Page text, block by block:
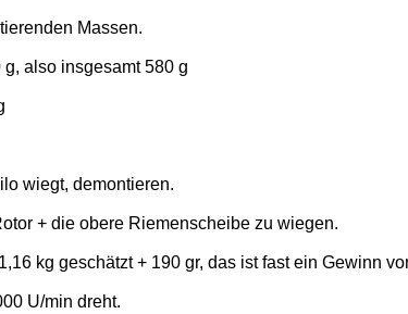
Massen.
also insgesamt 580 g
wiegt, demontieren.
+ die obere Riemenscheibe zu wiegen.
kg geschätzt + 190 gr, das ist fast ein Gewinn
U/min dreht.